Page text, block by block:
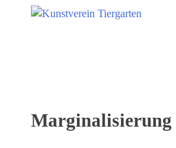
Schlagwort:
Marginalisierung